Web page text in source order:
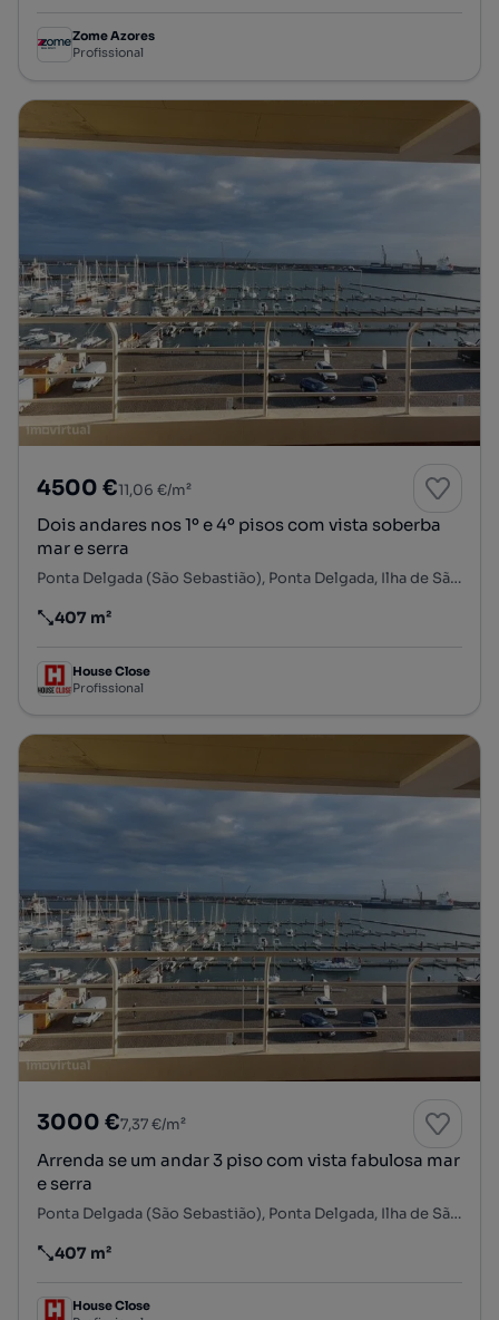
Zome Azores
Profissional
4500 €11,06 €/m²
Dois andares nos 1º e 4º pisos com vista soberba
mar e serra
Ponta Delgada (São Sebastião), Ponta Delgada, Ilha de São Miguel
Preço por metro quadrado
407 m²
House Close
Profissional
3000 €7,37 €/m²
Arrenda se um andar 3 piso com vista fabulosa mar
e serra
Ponta Delgada (São Sebastião), Ponta Delgada, Ilha de São Miguel
Preço por metro quadrado
407 m²
House Close